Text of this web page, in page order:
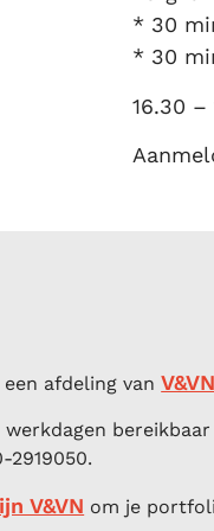
* 30
* 30
16.30 –
een afdeling vanV&VN
werkdagen
2919050.
V&VN om je